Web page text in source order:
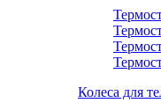
Колеса для